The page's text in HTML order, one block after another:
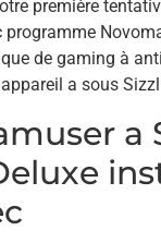
première
de gaming à
a sous
a